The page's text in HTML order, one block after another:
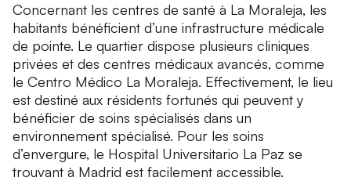
Concernant les centres de santé à La Moraleja, les
habitants bénéficient d’une infrastructure médicale
de pointe. Le quartier dispose plusieurs cliniques
privées et des centres médicaux avancés, comme
le Centro Médico La Moraleja. Effectivement, le lieu
est destiné aux résidents fortunés qui peuvent y
bénéficier de soins spécialisés dans un
environnement spécialisé. Pour les soins
d’envergure, le Hospital Universitario La Paz se
trouvant à Madrid est facilement accessible.